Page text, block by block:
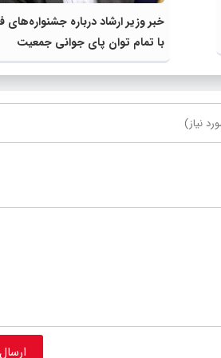
خبر وزیر ارشاد درباره جشنواره‌های
با تمام توان پای جوانی جمعیت